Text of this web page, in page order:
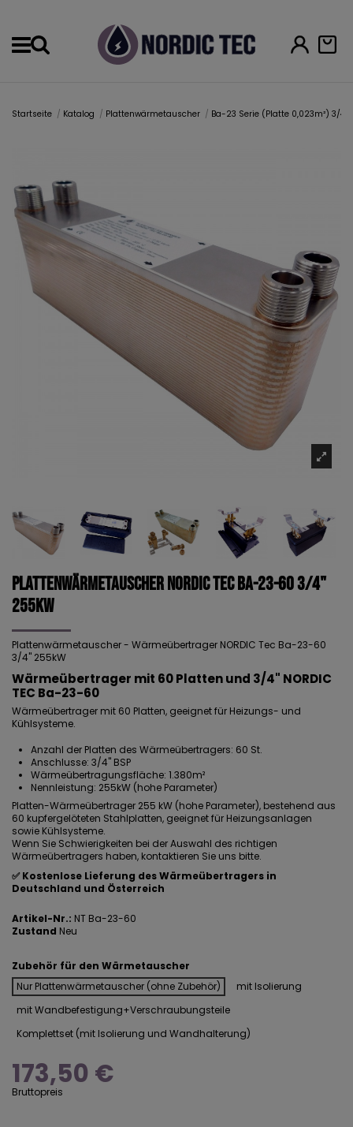
Startseite Katalog Plattenwärmetauscher Ba-23 Serie (Platte 0,023m²) 3/4"
Plattenwärmetauscher NORDIC Tec Ba-23-60 3/4"
255kW
Plattenwärmetauscher - Wärmeübertrager NORDIC Tec Ba-23-60
3/4" 255kW
Wärmeübertrager mit 60 Platten und 3/4" NORDIC
TEC Ba-23-60
Wärmeübertrager mit 60 Platten, geeignet für Heizungs- und
Kühlsysteme.
Anzahl der Platten des Wärmeübertragers: 60 St.
Anschlusse: 3/4" BSP
Wärmeübertragungsfläche: 1.380m²
Nennleistung: 255kW (hohe Parameter)
Platten-Wärmeübertrager 255 kW (hohe Parameter), bestehend aus
60 kupfergelöteten Stahlplatten, geeignet für Heizungsanlagen
sowie Kühlsysteme.
Wenn Sie Schwierigkeiten bei der Auswahl des richtigen
Wärmeübertragers haben, kontaktieren Sie uns bitte.
✅Kostenlose Lieferung des Wärmeübertragers in
Deutschland und Österreich
Artikel-Nr.: NT Ba-23-60
Zustand Neu
Zubehör für den Wärmetauscher
Nur Plattenwärmetauscher (ohne Zubehör)
mit Isolierung
mit Wandbefestigung+Verschraubungsteile
Komplettset (mit Isolierung und Wandhalterung)
173,50 €
Bruttopreis